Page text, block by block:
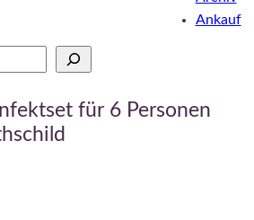
Ankauf
für 6 Personen